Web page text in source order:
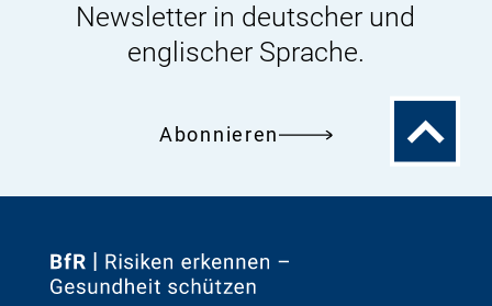
Newsletter in deutscher und
englischer Sprache.
Abonnieren
Zum
Zur